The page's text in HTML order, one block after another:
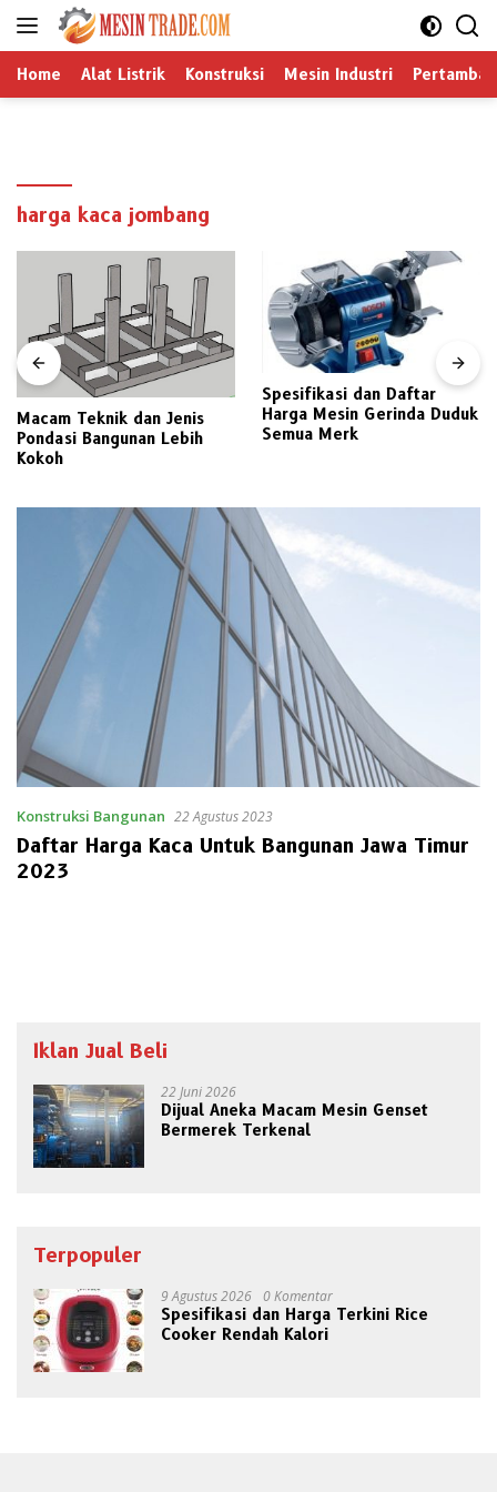
Langsung
Home Alat Listrik Konstruksi Mesin Industri
harga kaca jombang
Macam Teknik dan Jenis
Pondasi Bangunan Lebih
Kokoh
Spesifikasi dan Daftar
Harga Mesin Gerinda Duduk
Semua Merk
Konstruksi Bangunan 22 Agustus 2023
Daftar Harga Kaca Untuk Bangunan Jawa Timur
2023
Iklan Jual Beli
22 Juni 2026
Dijual Aneka Macam Mesin Genset
Bermerek Terkenal
Terpopuler
9 Agustus 2026 0 Komentar
Spesifikasi dan Harga Terkini Rice
Cooker Rendah Kalori